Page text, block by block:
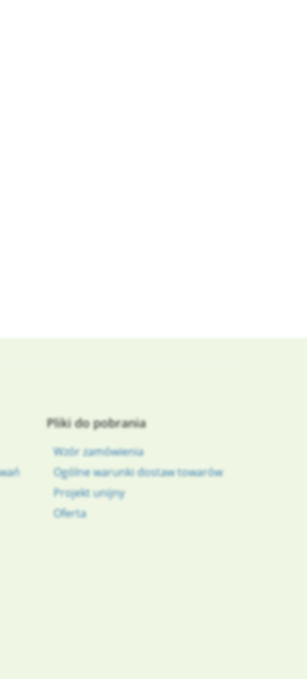
Pliki do pobrania
Wzór zamówienia
Ogólne warunki dostaw towarów
Projekt unijny
Oferta